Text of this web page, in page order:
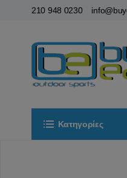
210 948 0230
Κατηγορίες